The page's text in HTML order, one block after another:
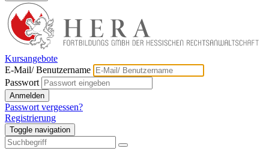
Kursangebote
E-Mail/ Benutzername
Passwort
Anmelden
Passwort vergessen?
Registrierung
Toggle navigation